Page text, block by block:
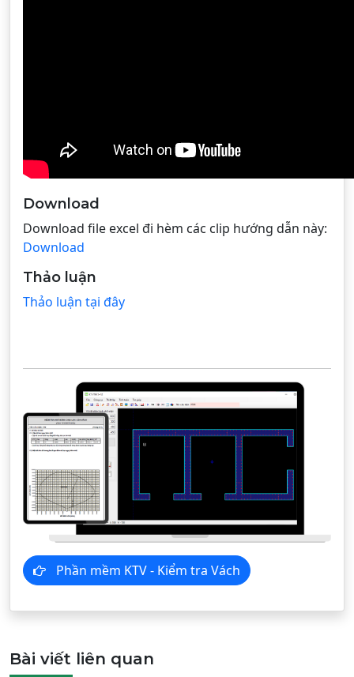
Download
Download file excel đi hèm các clip hướng dẫn này:
Download
Thảo luận
Thảo luận tại đây
Phần mềm KTV - Kiểm tra Vách
Bài viết liên quan